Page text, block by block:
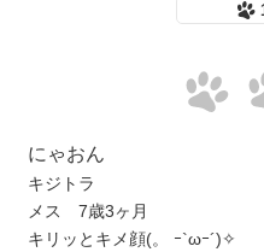
にゃおん
キジトラ
メス 7歳3ヶ月
キリッとキメ顔(。 ｰ`ωｰ´)✧